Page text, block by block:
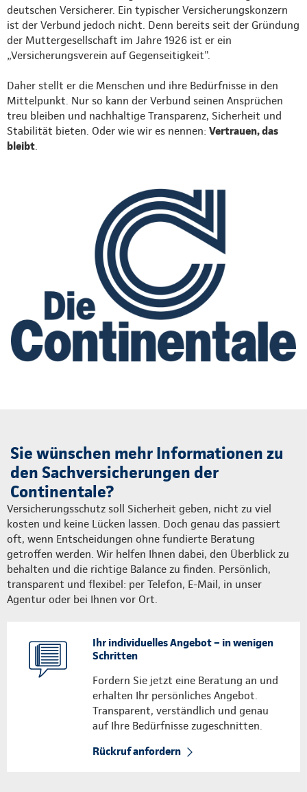
deutschen Versicherer. Ein typischer Versicherungskonzern
ist der Verbund jedoch nicht. Denn bereits seit der Gründung
der Muttergesellschaft im Jahre 1926 ist er ein
„Versicherungsverein auf Gegenseitigkeit".
Daher stellt er die Menschen und ihre Bedürfnisse in den
Mittelpunkt. Nur so kann der Verbund seinen Ansprüchen
treu bleiben und nachhaltige Transparenz, Sicherheit und
Stabilität bieten. Oder wie wir es nennen: Vertrauen, das
bleibt.
Sie wünschen mehr Informationen zu
den Sachversicherungen der
Continentale?
Versicherungsschutz soll Sicherheit geben, nicht zu viel
kosten und keine Lücken lassen. Doch genau das passiert
oft, wenn Entscheidungen ohne fundierte Beratung
getroffen werden. Wir helfen Ihnen dabei, den Überblick zu
behalten und die richtige Balance zu finden. Persönlich,
transparent und flexibel: per Telefon, E-Mail, in unser
Agentur oder bei Ihnen vor Ort.
Ihr individuelles Angebot – in wenigen
Schritten
Fordern Sie jetzt eine Beratung an und
erhalten Ihr persönliches Angebot.
Transparent, verständlich und genau
auf Ihre Bedürfnisse zugeschnitten.
Rückruf anfordern